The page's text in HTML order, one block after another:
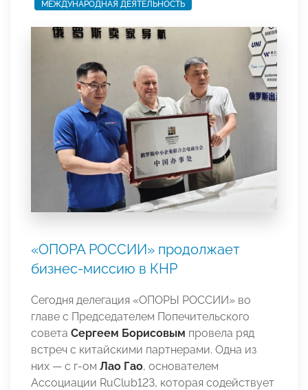
МЕЖДУНАРОДНАЯ ДЕЯТЕЛЬНОСТЬ
«ОПОРА РОССИИ» продолжает
бизнес-миссию в КНР
Сегодня делегация «ОПОРЫ РОССИИ» во
главе с Председателем Попечительского
совета Сергеем Борисовым провела ряд
встреч с китайскими партнерами. Одна из
них — c г-ом Лао Гао, основателем
Ассоциации RuClub123, которая содействует